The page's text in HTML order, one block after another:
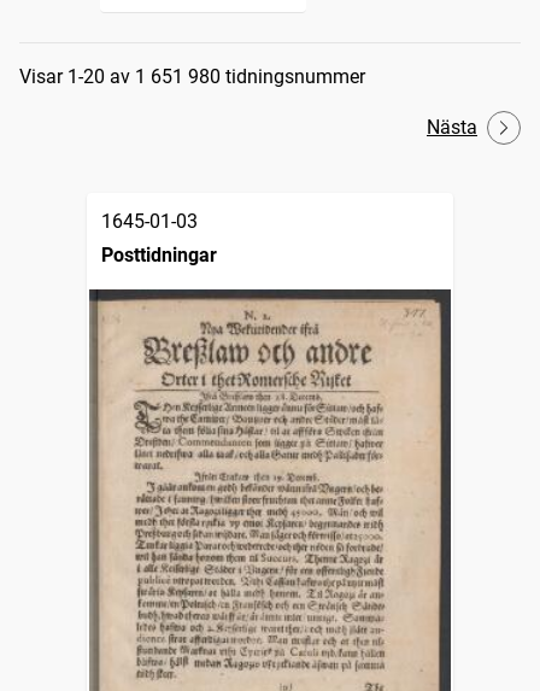
Sökresultat
Visar 1-20 av 1 651 980 tidningsnummer
Nästa
1645-01-03
Posttidningar